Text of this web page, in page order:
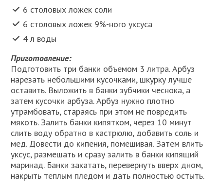
6 столовых ложек соли
6 столовых ложек 9%-ного уксуса
4 л воды
Приготовление:
Подготовить три банки объемом 3 литра. Арбуз
нарезать небольшими кусочками, шкурку лучше
оставить. Выложить в банки зубчики чеснока, а
затем кусочки арбуза. Арбуз нужно плотно
утрамбовать, стараясь при этом не повредить
мякоть. Залить банки кипятком, через 10 минут
слить воду обратно в кастрюлю, добавить соль и
мед. Довести до кипения, помешивая. Затем влить
уксус, размешать и сразу залить в банки кипящий
маринад. Банки закатать, перевернуть вверх дном,
накрыть теплым пледом и дать полностью остыть.